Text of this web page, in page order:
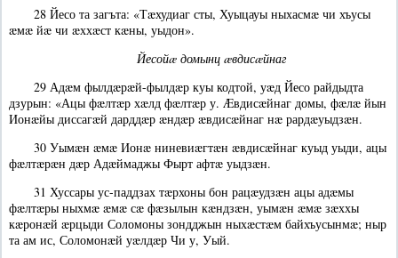
28 Йесо та загъта: «Тæхудиаг сты, Хуыцауы ныхасмæ чи хъусы
æмæ йæ чи æххæст кæны, уыдон».
Йесойæ домынц æвдисæйнаг
29 Адæм фылдæрæй-фылдæр куы кодтой, уæд Йесо райдыдта
дзурын: «Ацы фæлтæр хæлд фæлтæр у. Æвдисæйнаг домы, фæлæ йын
Ионæйы диссагæй дарддæр æндæр æвдисæйнаг нæ рардæуыдзæн.
30 Уымæн æмæ Ионæ ниневиæгтæн æвдисæйнаг куыд уыди, ацы
фæлтæрæн дæр Адæймаджы Фырт афтæ уыдзæн.
31 Хуссары ус-паддзах тæрхоны бон рацæудзæн ацы адæмы
фæлтæры ныхмæ æмæ сæ фæзылын кæндзæн, уымæн æмæ зæххы
кæронæй æрцыди Соломоны зондджын ныхæстæм байхъусынмæ; ныр
та ам ис, Соломонæй уæлдæр Чи у, Уый.